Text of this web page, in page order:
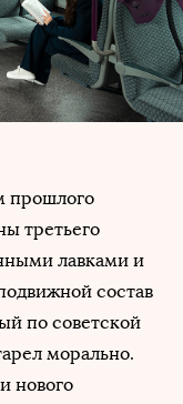
прошлого
третьего
лавками и
состав
по советской
морально.
нового